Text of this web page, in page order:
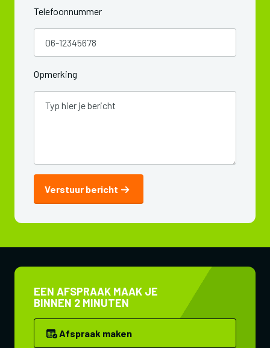
Telefoonnummer
Opmerking
Verstuur bericht
EEN AFSPRAAK MAAK JE
BINNEN 2 MINUTEN
Afspraak maken